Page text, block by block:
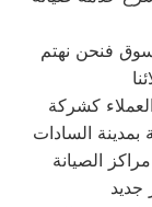
فنحن نهتم
كشركة
بمدينة السادات
الصيانة